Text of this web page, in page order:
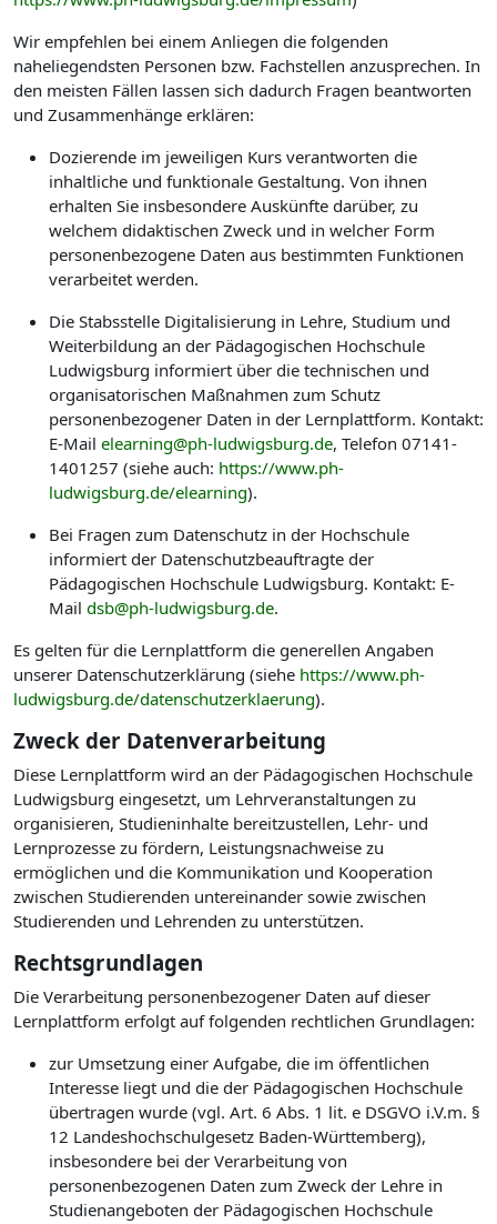
Wir empfehlen bei einem Anliegen die folgenden
naheliegendsten Personen bzw. Fachstellen anzusprechen. In
den meisten Fällen lassen sich dadurch Fragen beantworten
und Zusammenhänge erklären:
Dozierende im jeweiligen Kurs verantworten die
inhaltliche und funktionale Gestaltung. Von ihnen
erhalten Sie insbesondere Auskünfte darüber, zu
welchem didaktischen Zweck und in welcher Form
personenbezogene Daten aus bestimmten Funktionen
verarbeitet werden.
Die Stabsstelle Digitalisierung in Lehre, Studium und
Weiterbildung an der Pädagogischen Hochschule
Ludwigsburg informiert über die technischen und
organisatorischen Maßnahmen zum Schutz
personenbezogener Daten in der Lernplattform. Kontakt:
E-Mail elearning@ph-ludwigsburg.de, Telefon 07141-
1401257 (siehe auch: https://www.ph-
ludwigsburg.de/elearning).
Bei Fragen zum Datenschutz in der Hochschule
informiert der Datenschutzbeauftragte der
Pädagogischen Hochschule Ludwigsburg. Kontakt: E-
Mail dsb@ph-ludwigsburg.de.
Es gelten für die Lernplattform die generellen Angaben
unserer Datenschutzerklärung (siehe https://www.ph-
ludwigsburg.de/datenschutzerklaerung).
Zweck der Datenverarbeitung
Diese Lernplattform wird an der Pädagogischen Hochschule
Ludwigsburg eingesetzt, um Lehrveranstaltungen zu
organisieren, Studieninhalte bereitzustellen, Lehr- und
Lernprozesse zu fördern, Leistungsnachweise zu
ermöglichen und die Kommunikation und Kooperation
zwischen Studierenden untereinander sowie zwischen
Studierenden und Lehrenden zu unterstützen.
Rechtsgrundlagen
Die Verarbeitung personenbezogener Daten auf dieser
Lernplattform erfolgt auf folgenden rechtlichen Grundlagen:
zur Umsetzung einer Aufgabe, die im öffentlichen
Interesse liegt und die der Pädagogischen Hochschule
übertragen wurde (vgl. Art. 6 Abs. 1 lit. e DSGVO i.V.m. §
12 Landeshochschulgesetz Baden-Württemberg),
insbesondere bei der Verarbeitung von
personenbezogenen Daten zum Zweck der Lehre in
Studienangeboten der Pädagogischen Hochschule